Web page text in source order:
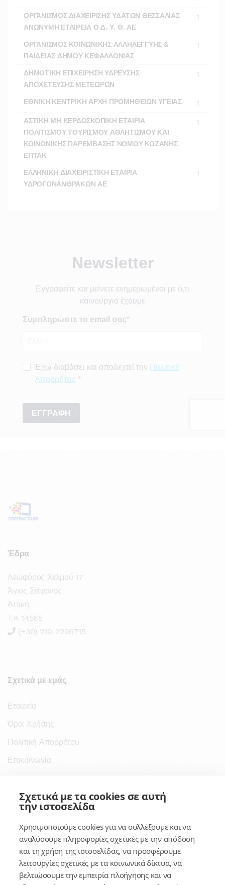
ΟΡΓΑΝΙΣΜΟΣ ΔΙΑΧΕΙΡΙΣΗΣ ΥΔΑΤΩΝ ΘΕΣΣΑΛΙΑΣ
ΑΝΩΝΥΜΗ ΕΤΑΙΡΕΙΑ Ο.Δ. Υ. Θ. ΑΕ
1
ΟΡΓΑΝΙΣΜΟΣ ΚΟΙΝΩΝΙΚΗΣ ΑΛΛΗΛΕΓΓΥΗΣ &
ΠΑΙΔΕΙΑΣ ΔΗΜΟΥ ΚΕΦΑΛΛΟΝΙΑΣ
1
ΔΗΜΟΤΙΚΗ ΕΠΙΧΕΙΡΗΣΗ ΥΔΡΕΥΣΗΣ
ΑΠΟΧΕΤΕΥΣΗΣ ΜΕΤΕΩΡΩΝ
1
ΕΘΝΙΚΗ ΚΕΝΤΡΙΚΗ ΑΡΧΗ ΠΡΟΜΗΘΕΙΩΝ ΥΓΕΙΑΣ 1
ΑΣΤΙΚΗ ΜΗ ΚΕΡΔΟΣΚΟΠΙΚΗ ΕΤΑΙΡΙΑ
ΠΟΛΙΤΙΣΜΟΥ ΤΟΥΡΙΣΜΟΥ ΑΘΛΗΤΙΣΜΟΥ ΚΑΙ
ΚΟΙΝΩΝΙΚΗΣ ΠΑΡΕΜΒΑΣΗΣ ΝΟΜΟΥ ΚΟΖΑΝΗΣ
ΕΠΤΑΚ
1
ΕΛΛΗΝΙΚΗ ΔΙΑΧΕΙΡΙΣΤΙΚΗ ΕΤΑΙΡΙΑ
ΥΔΡΟΓΟΝΑΝΘΡΑΚΩΝ ΑΕ
1
Έδρα
Λεωφόρος Χελμού 17
Άγιος Στέφανος
Αττική
T.K 14565
(+30) 210-2206715
Σχετικά με εμάς
Εταιρεία
Όροι Χρήσης
Πολιτική Απορρήτου
Επικοινωνία
Σύνδεσμοι
Κέντρο Γνώσης
Πλατφόρμα
Εγγραφή
Σχετικά με τα cookies σε αυτή
την ιστοσελίδα
Χρησιμοποιούμε cookies για να συλλέξουμε και να
αναλύσουμε πληροφορίες σχετικές με την απόδοση
και τη χρήση της ιστοσελίδας, να προσφέρουμε
λειτουργίες σχετικές με τα κοινωνικά δίκτυα, να
βελτιώσουμε την εμπειρία πλοήγησης και να